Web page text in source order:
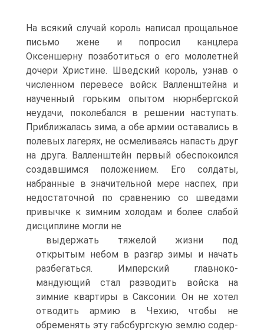
На всякий случай король написал прощальное
письмо жене и попросил канцлера
Оксеншерну позаботиться о его мололетней
дочери Христине. Шведский король, узнав о
численном перевесе войск Валленштейна и
на­ученный горьким опытом нюрнбергской
неудачи, по­колебался в решении наступать.
Приближалась зима, а обе армии оставались в
полевых лагерях, не осмели­ваясь напасть друг
на друга. Валленштейн первый обеспокоился
создавшимся положением. Его солда­ты,
набранные в значительной мере наспех, при
недо­статочной по сравнению со шведами
привычке к зим­ним холодам и более слабой
дисциплине могли не
выдержать тяжелой жизни под
открытым небом в раз­гар зимы и начать
разбегаться. Имперский главноко­
мандующий стал разводить войска на
зимние кварти­ры в Саксонии. Он не хотел
отводить армию в Чехию, чтобы не
обременять эту габсбургскую землю содер­